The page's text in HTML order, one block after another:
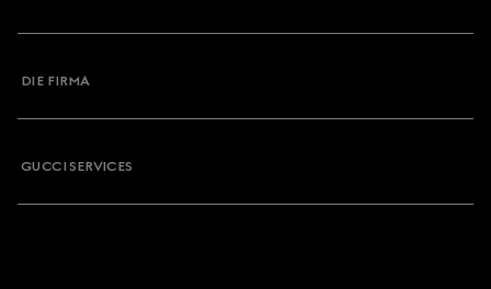
DIE FIRMA
GUCCI SERVICES